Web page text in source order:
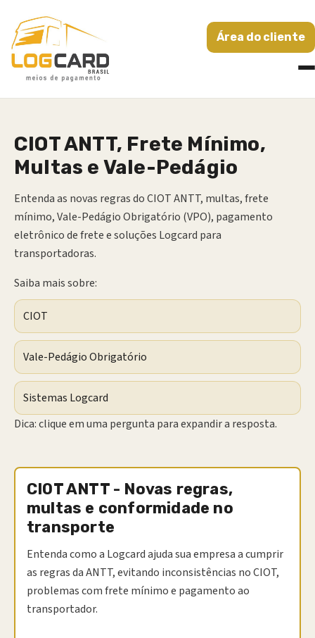
Área do cliente
CIOT ANTT, Frete Mínimo,
Multas e Vale-Pedágio
Entenda as novas regras do CIOT ANTT, multas, frete
mínimo, Vale-Pedágio Obrigatório (VPO), pagamento
eletrônico de frete e soluções Logcard para
transportadoras.
Saiba mais sobre:
CIOT
Vale-Pedágio Obrigatório
Sistemas Logcard
Dica: clique em uma pergunta para expandir a resposta.
CIOT ANTT - Novas regras,
multas e conformidade no
transporte
Entenda como a Logcard ajuda sua empresa a cumprir
as regras da ANTT, evitando inconsistências no CIOT,
problemas com frete mínimo e pagamento ao
transportador.